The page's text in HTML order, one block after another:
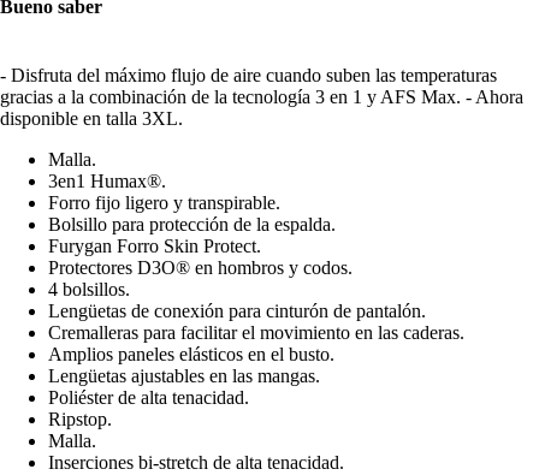
Bueno saber
- Disfruta del máximo flujo de aire cuando suben las temperaturas
gracias a la combinación de la tecnología 3 en 1 y AFS Max. - Ahora
disponible en talla 3XL.
Malla.
3en1 Humax®.
Forro fijo ligero y transpirable.
Bolsillo para protección de la espalda.
Furygan Forro Skin Protect.
Protectores D3O® en hombros y codos.
4 bolsillos.
Lengüetas de conexión para cinturón de pantalón.
Cremalleras para facilitar el movimiento en las caderas.
Amplios paneles elásticos en el busto.
Lengüetas ajustables en las mangas.
Poliéster de alta tenacidad.
Ripstop.
Malla.
Inserciones bi-stretch de alta tenacidad.